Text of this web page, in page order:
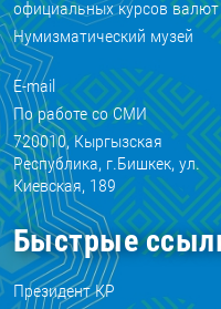
официальных курсов валют
Нумизматический музей
E-mail
По работе со СМИ
720010, Кыргызская
Республика, г.Бишкек, ул.
Киевская, 189
Быстрые
Президент КР